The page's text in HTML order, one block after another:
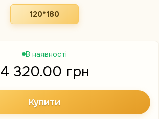
120*180
В наявності
4 320.00 грн
Купити